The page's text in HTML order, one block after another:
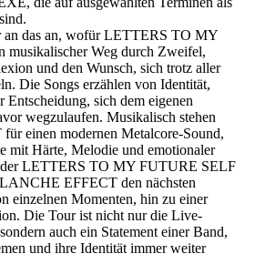
das an, wofür LETTERS TO MY
musikalischer Weg durch Zweifel,
und den Wunsch, sich trotz aller
Die Songs erzählen von Identität,
Entscheidung, sich dem eigenen
wegzulaufen. Musikalisch stehen
einen modernen Metalcore-Sound,
mit Härte, Melodie und emotionaler
LETTERS TO MY FUTURE SELF
EFFECT den nächsten
einzelnen Momenten, hin zu einer
Die Tour ist nicht nur die Live-
auch ein Statement einer Band,
und ihre Identität immer weiter